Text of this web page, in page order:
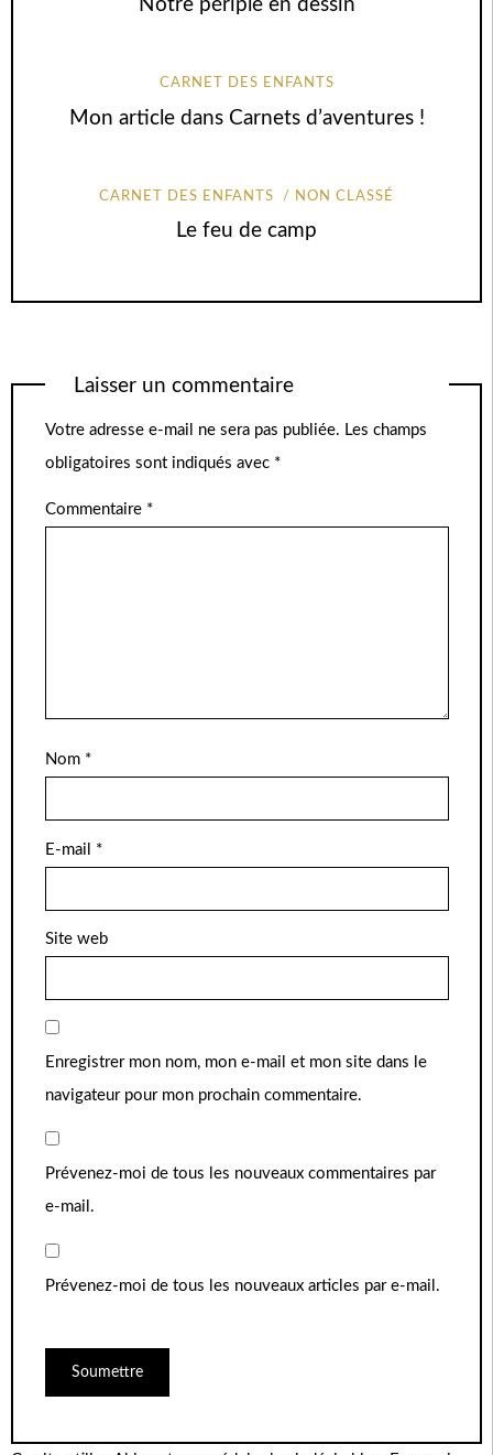
Notre périple en dessin
CARNET DES ENFANTS
Mon article dans Carnets d’aventures !
CARNET DES ENFANTS NON CLASSÉ
Le feu de camp
Laisser un commentaire
Votre adresse e-mail ne sera pas publiée. Les champs
obligatoires sont indiqués avec *
Commentaire *
Nom *
E-mail *
Site web
Enregistrer mon nom, mon e-mail et mon site dans le
navigateur pour mon prochain commentaire.
Prévenez-moi de tous les nouveaux commentaires par
e-mail.
Prévenez-moi de tous les nouveaux articles par e-mail.